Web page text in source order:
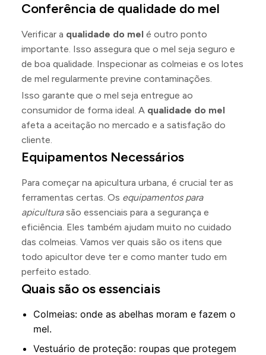
Conferência de qualidade do mel
Verificar a qualidade do mel é outro ponto
importante. Isso assegura que o mel seja seguro e
de boa qualidade. Inspecionar as colmeias e os lotes
de mel regularmente previne contaminações.
Isso garante que o mel seja entregue ao
consumidor de forma ideal. A qualidade do mel
afeta a aceitação no mercado e a satisfação do
cliente.
Equipamentos Necessários
Para começar na apicultura urbana, é crucial ter as
ferramentas certas. Os equipamentos para
apiculturasão essenciais para a segurança e
eficiência. Eles também ajudam muito no cuidado
das colmeias. Vamos ver quais são os itens que
todo apicultor deve ter e como manter tudo em
perfeito estado.
Quais são os essenciais
Colmeias: onde as abelhas moram e fazem o
mel.
Vestuário de proteção: roupas que protegem